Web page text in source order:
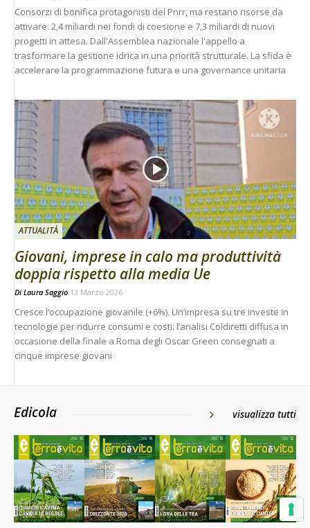
Consorzi di bonifica protagonisti del Pnrr, ma restano risorse da
attivare: 2,4 miliardi nei fondi di coesione e 7,3 miliardi di nuovi
progetti in attesa. Dall'Assemblea nazionale l'appello a
trasformare la gestione idrica in una priorità strutturale. La sfida è
accelerare la programmazione futura e una governance unitaria
ATTUALITÀ
Giovani, imprese in calo ma produttività
doppia rispetto alla media Ue
Di Laura Saggio 13 Marzo 2026
Cresce l’occupazione giovanile (+6%). Un’impresa su tre investe in
tecnologie per ridurre consumi e costi: l’analisi Coldiretti diffusa in
occasione della finale a Roma degli Oscar Green consegnati a
cinque imprese giovani
Edicola visualizza tutti